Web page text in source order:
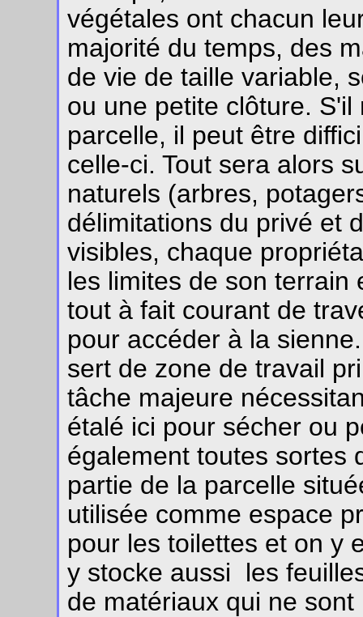
végétales ont chacun
majorité du temps, des
de vie de taille variable,
ou une petite clôture. S'il
parcelle, il peut être
celle-ci. Tout sera alors
naturels (arbres,
délimitations du privé et
visibles, chaque
les limites de son terrain
tout à fait courant de
pour accéder à la
sert de zone de travail
tâche majeure
étalé ici pour sécher ou
également toutes sortes
partie de la parcelle
utilisée comme espace
pour les toilettes et on y
y stocke aussi les
de matériaux qui ne